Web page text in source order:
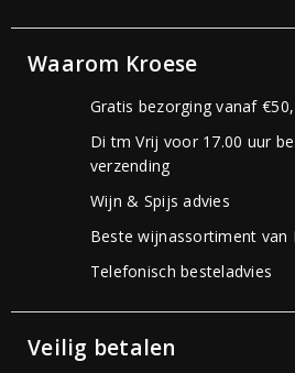
Waarom Kroese
Gratis bezorging vanaf
Di tm Vrij voor 17.00 uur
verzending
Wijn & Spijs advies
Beste wijnassortiment van
Telefonisch besteladvies
Veilig betalen